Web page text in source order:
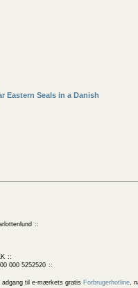
Eastern Seals in a Danish
000 5252520
til e-mærkets gratis Forbrugerhotline,